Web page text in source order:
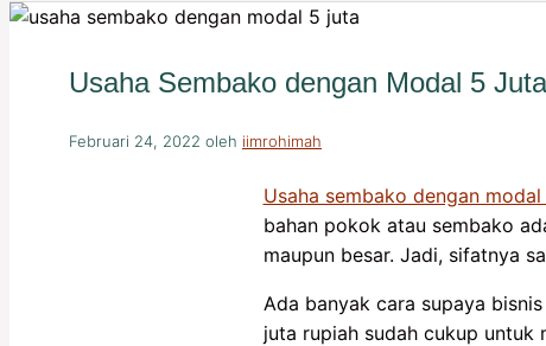
Usaha Sembako dengan Modal 5
Februari 24, 2022 oleh iimrohimah
Usaha sembako dengan
bahan pokok atau sembako
maupun besar. Jadi, sifatnya
Ada banyak cara supaya
juta rupiah sudah cukup untuk